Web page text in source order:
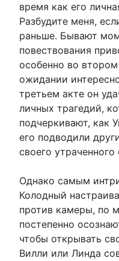
время как его
Разбудите меня,
раньше. Бывают
повествования
особенно во
ожидании
третьем акте он
личных трагедий,
подчеркивают, как
его подводили
своего утраченного
Однако самым
Колодный
против камеры, по
постепенно
чтобы открывать
Вилли или Линда